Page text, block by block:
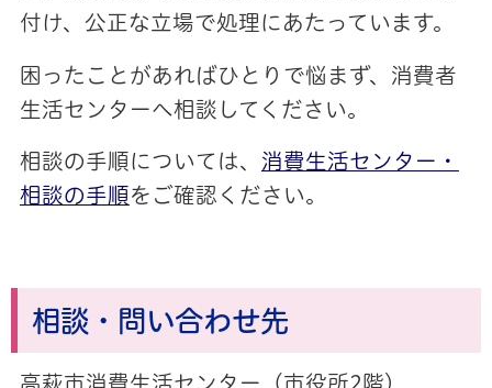
付け、公正な立場で処理にあたっています。
困ったことがあればひとりで悩まず、消費者
生活センターへ相談してください。
相談の手順については、 消費生活センター・
相談の手順 をご確認ください。
相談・問い合わせ先
高萩市消費生活センター（市役所2階）